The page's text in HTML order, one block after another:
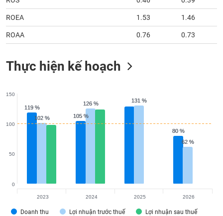
ROEA 1.53 1.46
ROAA 0.76 0.73
Thực hiện kế hoạch
119 %
119 %
105 %
105 %
80 %
80 %
102 %
102 %
126 %
126 % 131 %
131 %
62 %
62 %
Doanh thu Lợi nhuận trước thuế Lợi nhuận sau thuế
0
50
100
150
2023 2024 2025 2026